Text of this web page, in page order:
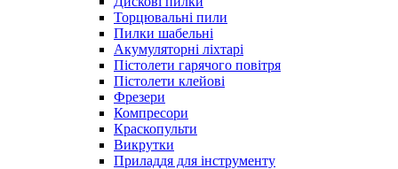
Торцювальні пили
Пилки шабельні
Акумуляторні ліхтарі
Пістолети гарячого повітря
Пістолети клейові
Фрезери
Компресори
Краскопульти
Викрутки
Приладдя для інструменту